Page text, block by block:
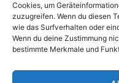
Cookies, um
zuzugreifen. Wenn du diesen
wie das Surfverhalten oder
Wenn du deine Zustimmung
bestimmte Merkmale und
Protina